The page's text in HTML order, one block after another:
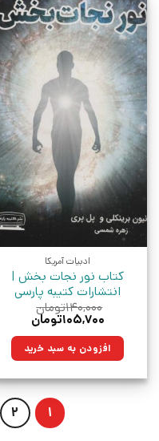
ادبیات آمریکا
کتاب نور نجات بخش |
انتشارات کتیبه پارسی
۱۴۰,۰۰۰تومان
قیمت
۱۴۰,۰۰۰تومان
بود.
۱۰۵,۷۰۰تومان
۱۰۵,۷۰۰تومان.افزودن به سبد خرید
1
2